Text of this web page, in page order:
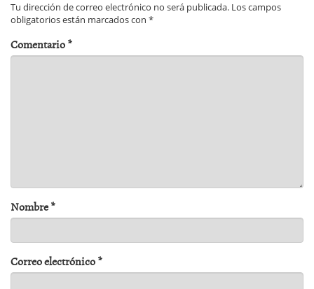
Tu dirección de correo electrónico no será publicada. Los campos
obligatorios están marcados con *
Comentario*
Nombre*
Correo electrónico*